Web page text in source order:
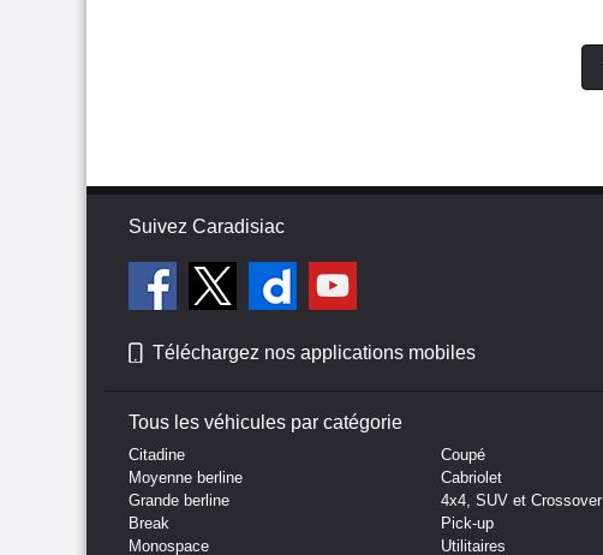
Suivez Caradisiac
Téléchargez nos applications mobiles
Tous les véhicules par catégorie
Citadine
Moyenne berline
Grande berline
Break
Monospace
Coupé
Cabriolet
4x4, SUV et Crossover
Pick-up
Utilitaires